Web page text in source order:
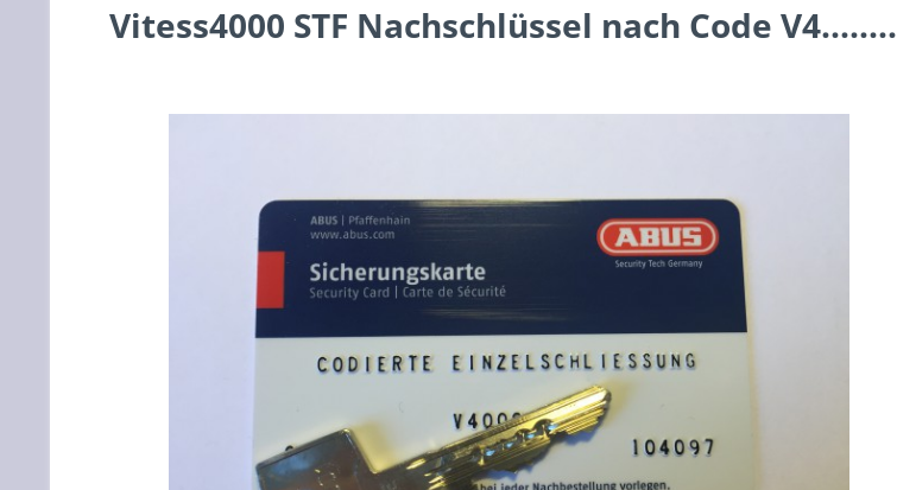
Vitess4000 STF Nachschlüssel nach Code V4........